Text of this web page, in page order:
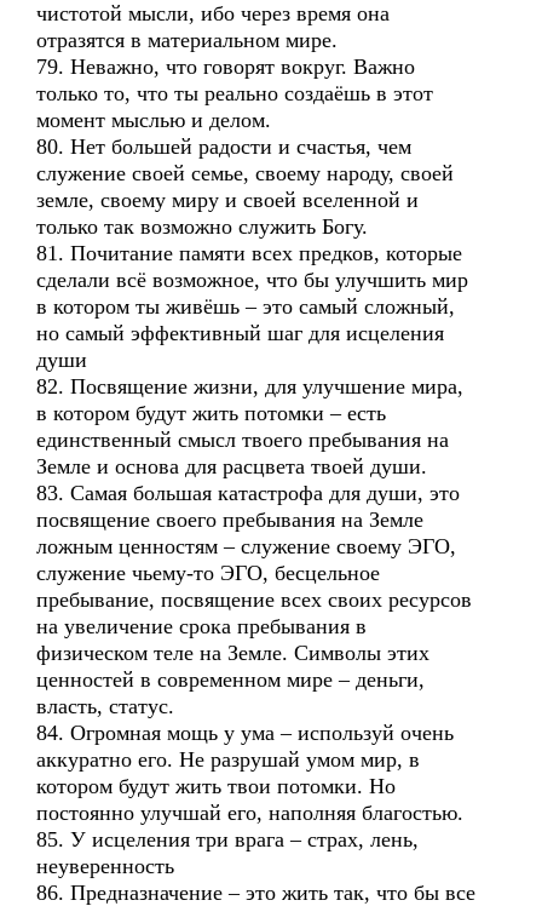
чистотой мысли, ибо через время она
отразятся в материальном мире.
79. Неважно, что говорят вокруг. Важно
только то, что ты реально создаёшь в этот
момент мыслью и делом.
80. Нет большей радости и счастья, чем
служение своей семье, своему народу, своей
земле, своему миру и своей вселенной и
только так возможно служить Богу.
81. Почитание памяти всех предков, которые
сделали всё возможное, что бы улучшить мир
в котором ты живёшь – это самый сложный,
но самый эффективный шаг для исцеления
души
82. Посвящение жизни, для улучшение мира,
в котором будут жить потомки – есть
единственный смысл твоего пребывания на
Земле и основа для расцвета твоей души.
83. Самая большая катастрофа для души, это
посвящение своего пребывания на Земле
ложным ценностям – служение своему ЭГО,
служение чьему-то ЭГО, бесцельное
пребывание, посвящение всех своих ресурсов
на увеличение срока пребывания в
физическом теле на Земле. Символы этих
ценностей в современном мире – деньги,
власть, статус.
84. Огромная мощь у ума – используй очень
аккуратно его. Не разрушай умом мир, в
котором будут жить твои потомки. Но
постоянно улучшай его, наполняя благостью.
85. У исцеления три врага – страх, лень,
неуверенность
86. Предназначение – это жить так, что бы все